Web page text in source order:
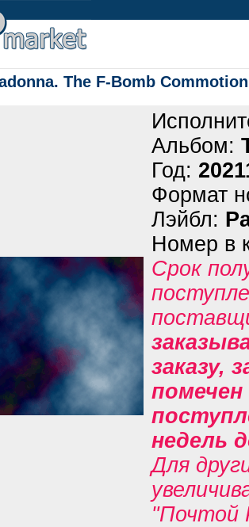
The F-Bomb
Альбом:
Год:
Формат
Лэйбл:
Номер в
Срок
заказу,
помечен
недель
Для
"Почтой